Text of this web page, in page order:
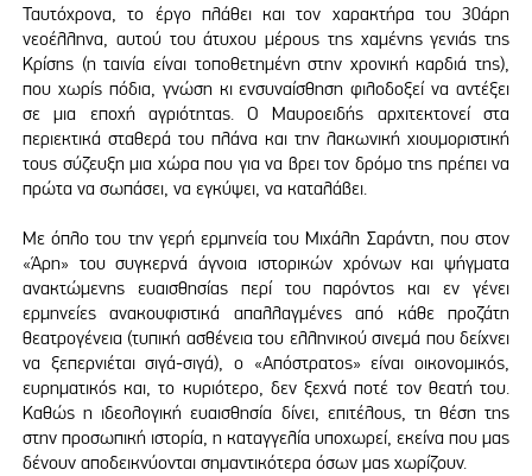
Ταυτόχρονα, το έργο πλάθει και τον χαρακτήρα του 30άρη
νεοέλληνα, αυτού του άτυχου μέρους της χαμένης γενιάς της
Κρίσης (η ταινία είναι τοποθετημένη στην χρονική καρδιά της),
που χωρίς πόδια, γνώση κι ενσυναίσθηση φιλοδοξεί να αντέξει
σε μια εποχή αγριότητας. Ο Μαυροειδής αρχιτεκτονεί στα
περιεκτικά σταθερά του πλάνα και την λακωνική χιουμοριστική
τους σύζευξη μια χώρα που για να βρει τον δρόμο της πρέπει να
πρώτα να σωπάσει, να εγκύψει, να καταλάβει.
Με όπλο του την γερή ερμηνεία του Μιχάλη Σαράντη, που στον
«Άρη» του συγκερνά άγνοια ιστορικών χρόνων και ψήγματα
ανακτώμενης ευαισθησίας περί του παρόντος και εν γένει
ερμηνείες ανακουφιστικά απαλλαγμένες από κάθε προζάτη
θεατρογένεια (τυπική ασθένεια του ελληνικού σινεμά που δείχνει
να ξεπερνιέται σιγά-σιγά), ο «Απόστρατος» είναι οικονομικός,
ευρηματικός και, το κυριότερο, δεν ξεχνά ποτέ τον θεατή του.
Καθώς η ιδεολογική ευαισθησία δίνει, επιτέλους, τη θέση της
στην προσωπική ιστορία, η καταγγελία υποχωρεί, εκείνα που μας
δένουν αποδεικνύονται σημαντικότερα όσων μας χωρίζουν.